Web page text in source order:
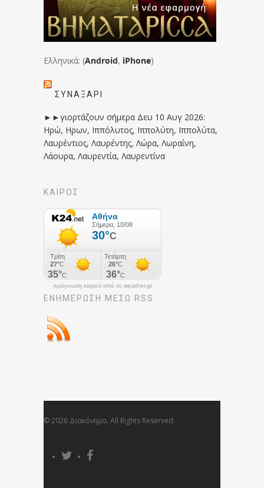
Ελληνικά: (Android, iPhone)
ΣΥΝΑΞΆΡΙ
►►γιορτάζουν σήμερα Δευ 10 Αυγ 2026:
Ηρώ, Ηρων, Ιππόλυτος, Ιππολύτη, Ιππολύτα,
Λαυρέντιος, Λαυρέντης, Λώρα, Λωραίνη,
Λάουρα, Λαυρεντία, Λαυρεντίνα
ΚΑΙΡΟΣ
πρόγνωση καιρού από το weather.gr
ΕΝΗΜΈΡΩΣΉ ΜΕΣΩ RSS
© 2026 Διακόνημα. All Rights Reserved.